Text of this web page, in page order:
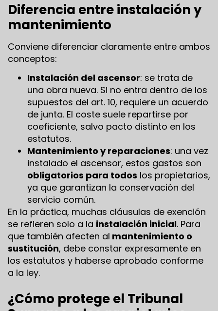
Diferencia entre instalación y
mantenimiento
Conviene diferenciar claramente entre ambos
conceptos:
Instalación del ascensor: se trata de
una obra nueva. Si no entra dentro de los
supuestos del art. 10, requiere un acuerdo
de junta. El coste suele repartirse por
coeficiente, salvo pacto distinto en los
estatutos.
Mantenimiento y reparaciones: una vez
instalado el ascensor, estos gastos son
obligatorios para todos los propietarios,
ya que garantizan la conservación del
servicio común.
En la práctica, muchas cláusulas de exención
se refieren solo a la instalación inicial. Para
que también afecten al mantenimiento o
sustitución, debe constar expresamente en
los estatutos y haberse aprobado conforme
a la ley.
¿Cómo protege el Tribunal